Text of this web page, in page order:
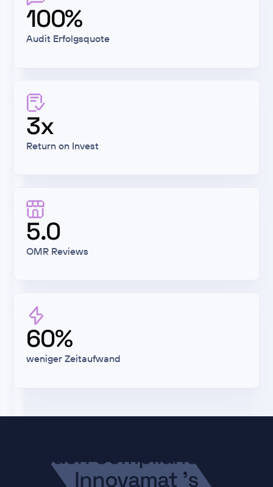
100%
Audit Erfolgsquote
3x
Return on Invest
5.0
OMR Reviews
60%
weniger Zeitaufwand
Mach Compliance zu
Innovamat 's